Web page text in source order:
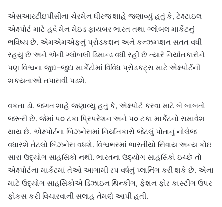
એસઆરટીઇપીસીના ચેરમેન ધીરજ શાહે જણાવ્યું હતું કે, ટેક્ષ્ટાઇલ
એક્ષ્પોર્ટ માટે હવે મેન મેઇડ ફાયબર ભારત તથા ગ્લોબલ માર્કેટનું
ભવિષ્ય છે. એમએમએફનું પ્રોડકશન અને કન્ઝમ્પ્શન સતત વધી
રહયું છે અને એની ગ્લોબલી ડિમાન્ડ વધી રહી છે ત્યારે નિર્યાતકારોને
પણ વિશ્વના જુદા–જુદા માર્કેટોમાં વિવિધ પ્રોડકટ્‌સ માટે એક્ષ્પોર્ટની
શકયતાઓ તપાસવી પડશે.
વકતા ડો. જગત શાહે જણાવ્યું હતું કે, એક્ષ્પોર્ટ કરવા માટે બે બાબતો
જરૂરી છે. જેમાં પ૦ ટકા પ્રિપરેશન અને પ૦ ટકા માર્કેટનો સમાવેશ
થાય છે. એક્ષ્પોર્ટના બિઝનેસમાં નિર્યાતકારો જેટલું પોતાનું નોલેજ
વધારશે તેટલો બિઝનેસ વધશે. વિશ્વભરમાં ભારતીયો સિવાય અન્ય કોઇ
સારા ઉદ્યોગ સાહસિકો નથી. ભારતના ઉદ્યોગ સાહસિકો ઇચ્છે તો
એક્ષ્પોર્ટના માર્કેટમાં તેઓ આગામી રપ વર્ષનું પ્લાનિંગ કરી શકે છે. એના
માટે ઉદ્યોગ સાહસિકોએ ડિઝાઇન થિન્કીંગ, ફેશન ફોર કાસ્ટીંગ ઉપર
ફોકસ કરી વિચારવાની સલાહ તેમણે આપી હતી.